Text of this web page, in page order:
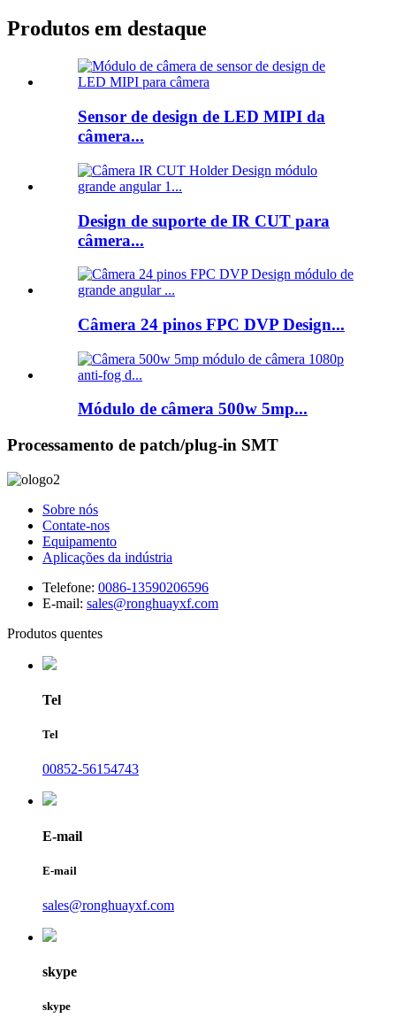
Produtos em destaque
Sensor de design de LED MIPI da
câmera...
Design de suporte de IR CUT para
câmera...
Câmera 24 pinos FPC DVP Design...
Módulo de câmera 500w 5mp...
Processamento de patch/plug-in SMT
Sobre nós
Contate-nos
Equipamento
Aplicações da indústria
Telefone: 0086-13590206596
E-mail: sales@ronghuayxf.com
Produtos quentes
Tel
Tel
00852-56154743
E-mail
E-mail
sales@ronghuayxf.com
skype
skype